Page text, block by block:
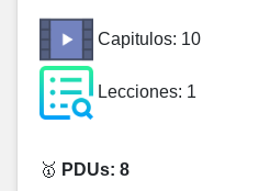
Capitulos: 10
Lecciones: 1
🥇 PDUs: 8